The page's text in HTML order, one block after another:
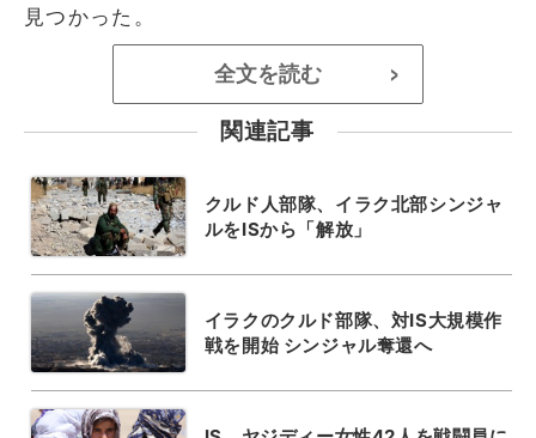
見つかった。
全文を読む >
関連記事
クルド人部隊、イラク北部シンジャ
ルをISから「解放」
イラクのクルド部隊、対IS大規模作
戦を開始 シンジャル奪還へ